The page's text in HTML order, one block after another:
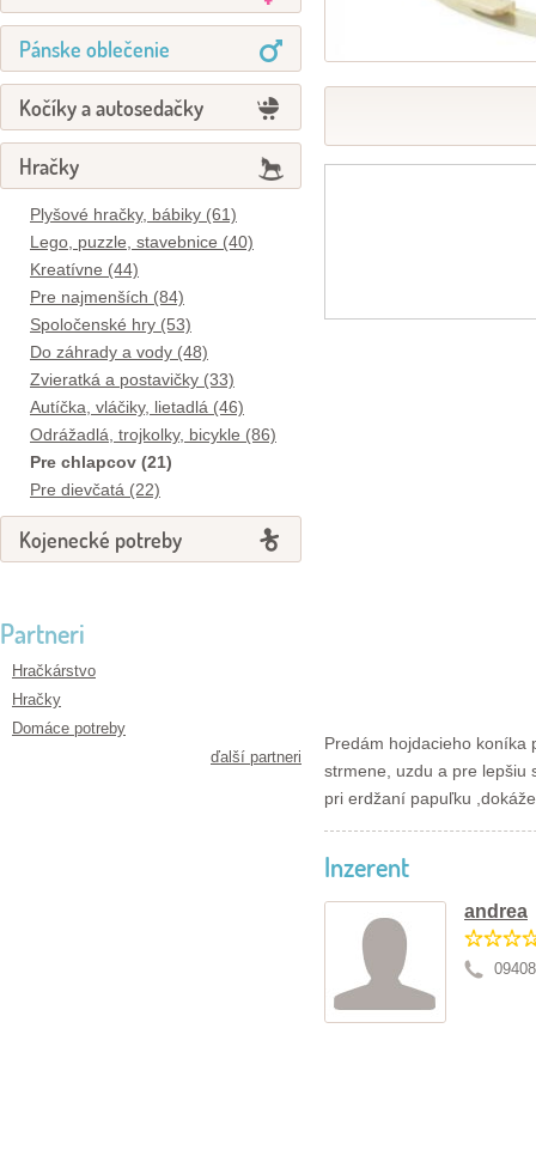
Pánske oblečenie
Kočíky a autosedačky
Hračky
Plyšové hračky, bábiky (61)
Lego, puzzle, stavebnice (40)
Kreatívne (44)
Pre najmenších (84)
Spoločenské hry (53)
Do záhrady a vody (48)
Zvieratká a postavičky (33)
Autíčka, vláčiky, lietadlá (46)
Odrážadlá, trojkolky, bicykle (86)
Pre chlapcov (21)
Pre dievčatá (22)
Kojenecké potreby
Partneri
Hračkárstvo
Hračky
Domáce potreby
ďalší partneri
Predám hojdacieho koníka
strmene, uzdu a pre lepšiu
pri erdžaní papuľku
Inzerent
andrea